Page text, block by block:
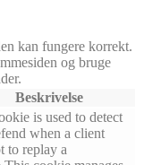
kan fungere korrekt.
og bruge
Beskrivelse
is used to detect
when a client
to replay a